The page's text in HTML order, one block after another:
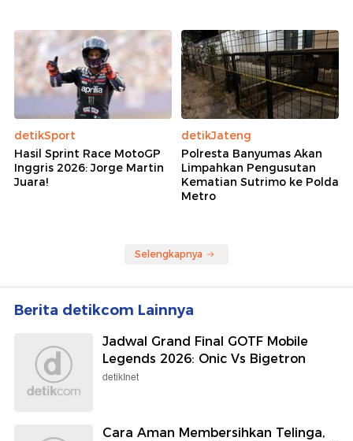
detikSport
Hasil Sprint Race MotoGP
Inggris 2026: Jorge Martin
Juara!
detikJateng
Polresta Banyumas Akan
Limpahkan Pengusutan
Kematian Sutrimo ke Polda
Metro
Selengkapnya
Berita detikcom Lainnya
Jadwal Grand Final GOTF Mobile
Legends 2026: Onic Vs Bigetron
detikInet
Cara Aman Membersihkan Telinga,